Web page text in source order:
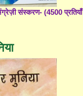
संस्करण- (4500 प्रतियाँ